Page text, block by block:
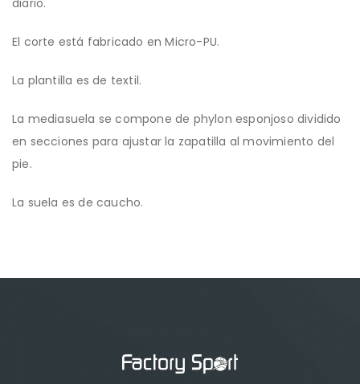
El corte está fabricado en Micro-PU.
La plantilla es de textil.
La mediasuela se compone de phylon esponjoso dividido
en secciones para ajustar la zapatilla al movimiento del
pie.
La suela es de caucho.